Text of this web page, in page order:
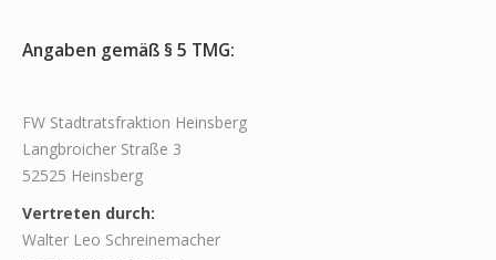
Angaben gemäß § 5 TMG:
FW Stadtratsfraktion Heinsberg
Langbroicher Straße 3
52525 Heinsberg
Vertreten durch:
Walter Leo Schreinemacher